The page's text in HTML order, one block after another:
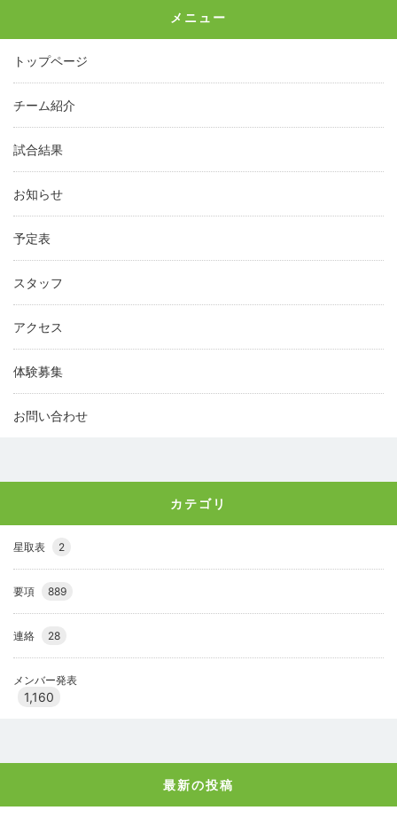
メニュー
トップページ
チーム紹介
試合結果
お知らせ
予定表
スタッフ
アクセス
体験募集
お問い合わせ
カテゴリ
星取表 2
要項 889
連絡 28
メンバー発表
1,160
最新の投稿